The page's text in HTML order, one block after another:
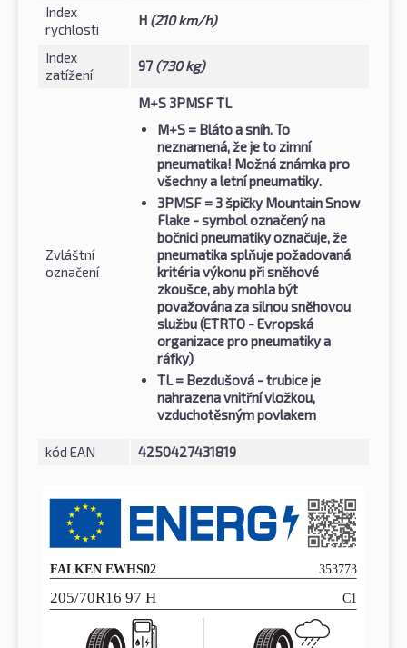
Index
rychlosti
H (210 km/h)
Index
zatížení
97 (730 kg)
Zvláštní
označení
M+S 3PMSF TL
M+S = Bláto a sníh. To
neznamená, že je to zimní
pneumatika! Možná známka pro
všechny a letní pneumatiky.
3PMSF = 3 špičky Mountain Snow
Flake - symbol označený na
bočnici pneumatiky označuje, že
pneumatika splňuje požadovaná
kritéria výkonu při sněhové
zkoušce, aby mohla být
považována za silnou sněhovou
službu (ETRTO - Evropská
organizace pro pneumatiky a
ráfky)
TL= Bezdušová - trubice je
nahrazena vnitřní vložkou,
vzduchotěsným povlakem
kód EAN 4250427431819